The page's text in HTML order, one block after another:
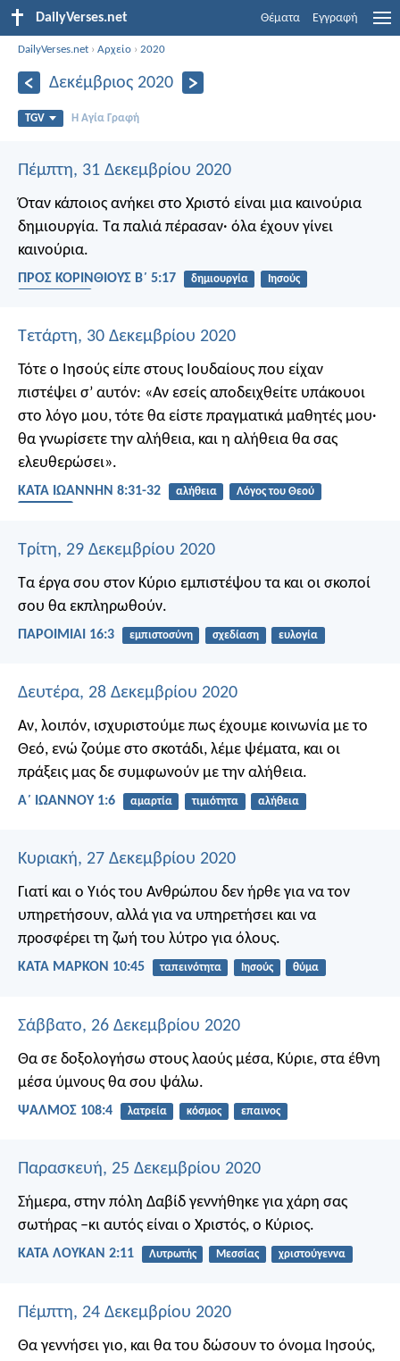
DailyVerses.net Θέματα Εγγραφή
DailyVerses.net ›Αρχείο ›2020
Δεκέμβριος 2020
TGV Η Αγία Γραφή
Πέμπτη, 31 Δεκεμβρίου 2020
Όταν κάποιος ανήκει στο Χριστό είναι μια καινούρια
δημιουργία. Τα παλιά πέρασαν· όλα έχουν γίνει
καινούρια.
ΠΡΟΣ ΚΟΡΙΝΘΙΟΥΣ Β΄ 5:17 δημιουργία
Ιησούς
Τετάρτη, 30 Δεκεμβρίου 2020
Τότε ο Ιησούς είπε στους Ιουδαίους που είχαν
πιστέψει σ’ αυτόν: «Αν εσείς αποδειχθείτε υπάκουοι
στο λόγο μου, τότε θα είστε πραγματικά μαθητές μου·
θα γνωρίσετε την αλήθεια, και η αλήθεια θα σας
ελευθερώσει».
ΚΑΤΑ ΙΩΑΝΝΗΝ 8:31-32 αλήθεια
Λόγος του Θεού
Τρίτη, 29 Δεκεμβρίου 2020
Τα έργα σου στον Κύριο εμπιστέψου τα και οι σκοποί
σου θα εκπληρωθούν.
ΠΑΡΟΙΜΙΑΙ 16:3 εμπιστοσύνη σχεδίαση ευλογία
Δευτέρα, 28 Δεκεμβρίου 2020
Αν, λοιπόν, ισχυριστούμε πως έχουμε κοινωνία με το
Θεό, ενώ ζούμε στο σκοτάδι, λέμε ψέματα, και οι
πράξεις μας δε συμφωνούν με την αλήθεια.
Α΄ ΙΩΑΝΝΟΥ 1:6 αμαρτία τιμιότητα αλήθεια
Κυριακή, 27 Δεκεμβρίου 2020
Γιατί και ο Υιός του Ανθρώπου δεν ήρθε για να τον
υπηρετήσουν, αλλά για να υπηρετήσει και να
προσφέρει τη ζωή του λύτρο για όλους.
ΚΑΤΑ ΜΑΡΚΟΝ 10:45 ταπεινότητα Ιησούς θύμα
Σάββατο, 26 Δεκεμβρίου 2020
Θα σε δοξολογήσω στους λαούς μέσα, Κύριε, στα έθνη
μέσα ύμνους θα σου ψάλω.
ΨΑΛΜΌΣ 108:4 λατρεία κόσμος επαινος
Παρασκευή, 25 Δεκεμβρίου 2020
Σήμερα, στην πόλη Δαβίδ γεννήθηκε για χάρη σας
σωτήρας –κι αυτός είναι ο Χριστός, ο Κύριος.
ΚΑΤΑ ΛΟΥΚΑΝ 2:11 Λυτρωτής Μεσσίας χριστούγεννα
Πέμπτη, 24 Δεκεμβρίου 2020
Θα γεννήσει γιο, και θα του δώσουν το όνομα Ιησούς,